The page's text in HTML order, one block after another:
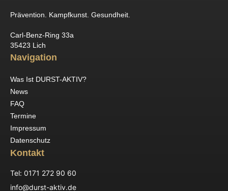
Prävention. Kampfkunst. Gesundheit.
Carl-Benz-Ring 33a
35423 Lich
Navigation
Was Ist DURST-AKTIV?
News
FAQ
Termine
Impressum
Datenschutz
Kontakt
Tel: 0171 272 90 60
info@durst-aktiv.de